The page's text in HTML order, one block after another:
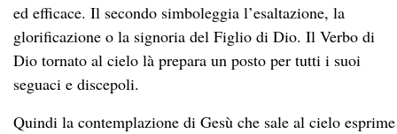
ed efficace. Il secondo simboleggia l’esaltazione, la
glorificazione o la signoria del Figlio di Dio. Il Verbo di
Dio tornato al cielo là prepara un posto per tutti i suoi
seguaci e discepoli.
Quindi la contemplazione di Gesù che sale al cielo esprime